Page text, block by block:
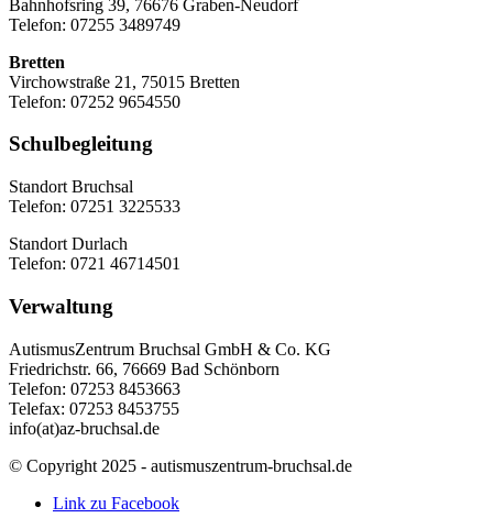
Bahnhofsring 39, 76676 Graben-Neudorf
Telefon: 07255 3489749
Bretten
Virchowstraße 21, 75015 Bretten
Telefon: 07252 9654550
Schulbegleitung
Standort Bruchsal
Telefon: 07251 3225533
Standort Durlach
Telefon: 0721 46714501
Verwaltung
AutismusZentrum Bruchsal GmbH & Co. KG
Friedrichstr. 66, 76669 Bad Schönborn
Telefon: 07253 8453663
Telefax: 07253 8453755
info(at)az-bruchsal.de
© Copyright 2025 - autismuszentrum-bruchsal.de
Link zu Facebook